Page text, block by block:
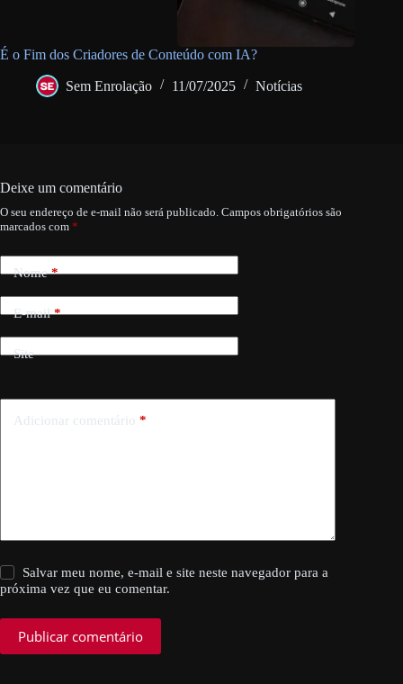
É o Fim dos Criadores de Conteúdo com IA?
Sem Enrolação 11/07/2025 Notícias
Deixe um comentário
O seu endereço de e-mail não será publicado. Campos obrigatórios são
marcados com *
Nome*
E-mail*
Site
Adicionar comentário *
Salvar meu nome, e-mail e site neste navegador para a
próxima vez que eu comentar.
Publicar comentário